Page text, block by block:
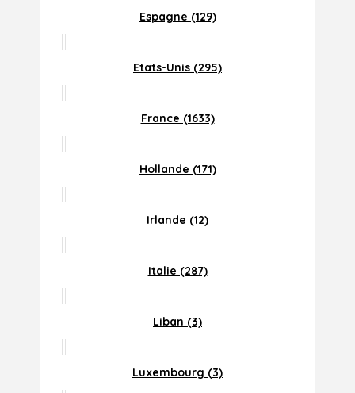
Espagne (129)
Etats-Unis (295)
France (1633)
Hollande (171)
Irlande (12)
Italie (287)
Liban (3)
Luxembourg (3)